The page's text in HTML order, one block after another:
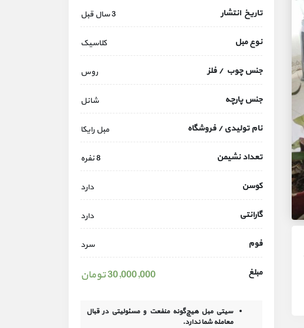
تاریخ انتشار 3 سال قبل
نوع مبل کلاسیک
جنس چوب / فلز روس
جنس پارچه شانل
نام تولیدی / فروشگاه مبل رایکا
تعداد نشیمن 8 نفره
کوسن دارد
گارانتی دارد
فوم سرد
مبلغ 30,000,000 تومان
سیتی مبل هیچ‌گونه منفعت و مسئولیتی درقبال
معامله شما ندارد.